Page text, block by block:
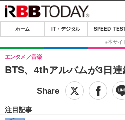
ホーム
IT・デジタル
IT・デジタルTOP
ネタ
SPEED TEST
エンタメ
ライフ
ホーム IT・デジタル SPEED
BTS、4thアルバムが3日
エンタメ 音楽
注目記事